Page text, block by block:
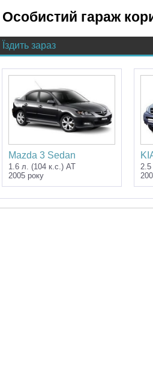
Особистий гараж
Їздить зараз
Mazda 3 Sedan
1.6 л. (104 к.с.) AT
2005 року